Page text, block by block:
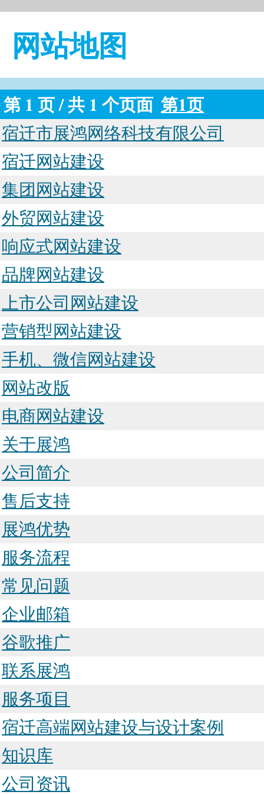
网站地图
第 1 页 / 共 1 个页面 第1页
宿迁市展鸿网络科技有限公司
宿迁网站建设
集团网站建设
外贸网站建设
响应式网站建设
品牌网站建设
上市公司网站建设
营销型网站建设
手机、微信网站建设
网站改版
电商网站建设
关于展鸿
公司简介
售后支持
展鸿优势
服务流程
常见问题
企业邮箱
谷歌推广
联系展鸿
服务项目
宿迁高端网站建设与设计案例
知识库
公司资讯